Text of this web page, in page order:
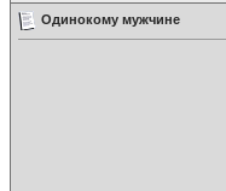
Одинокому мужчине